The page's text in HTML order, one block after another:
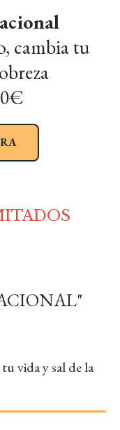
cambia tu
vida y sal de la